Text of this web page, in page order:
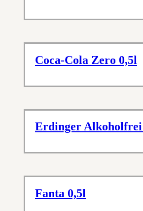
Coca-Cola Zero 0,5l
Erdinger Alkoholfrei
Fanta 0,5l